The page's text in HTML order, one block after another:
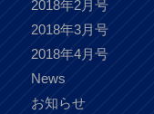
2018年2月号
2018年3月号
2018年4月号
News
お知らせ